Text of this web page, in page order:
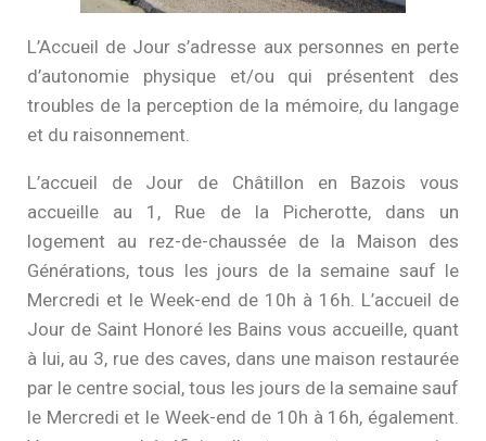
L’Accueil de Jour s’adresse aux personnes en perte
d’autonomie physique et/ou qui présentent des
troubles de la perception de la mémoire, du langage
et du raisonnement.
L’accueil de Jour de Châtillon en Bazois vous
accueille au 1, Rue de la Picherotte, dans un
logement au rez-de-chaussée de la Maison des
Générations, tous les jours de la semaine sauf le
Mercredi et le Week-end de 10h à 16h. L’accueil de
Jour de Saint Honoré les Bains vous accueille, quant
à lui, au 3, rue des caves, dans une maison restaurée
par le centre social, tous les jours de la semaine sauf
le Mercredi et le Week-end de 10h à 16h, également.